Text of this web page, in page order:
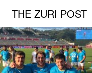
THE ZURI POST